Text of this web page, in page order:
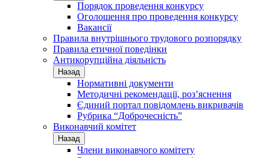
Порядок проведення конкурсу
Оголошення про проведення конкурсу
Вакансії
Правила внутрішнього трудового розпорядку
Правила етичної поведінки
Антикорупційна діяльність
Назад
Нормативні документи
Методичні рекомендації, роз’яснення
Єдиний портал повідомлень викривачів
Рубрика “Доброчесність”
Виконавчий комітет
Назад
Члени виконавчого комітету